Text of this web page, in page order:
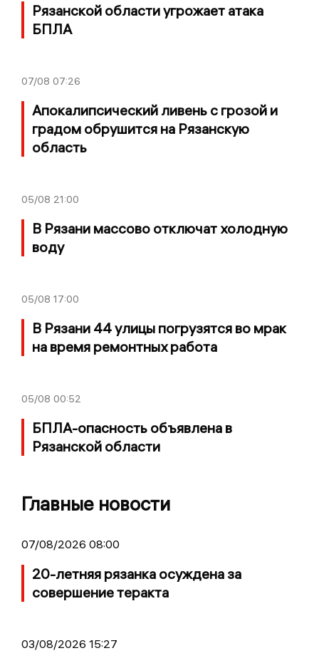
Рязанской области угрожает атака
БПЛА
07/08 07:26
Апокалипсический ливень с грозой и
градом обрушится на Рязанскую
область
05/08 21:00
В Рязани массово отключат холодную
воду
05/08 17:00
В Рязани 44 улицы погрузятся во мрак
на время ремонтных работа
05/08 00:52
БПЛА-опасность объявлена в
Рязанской области
Главные новости
07/08/2026 08:00
20-летняя рязанка осуждена за
совершение теракта
03/08/2026 15:27